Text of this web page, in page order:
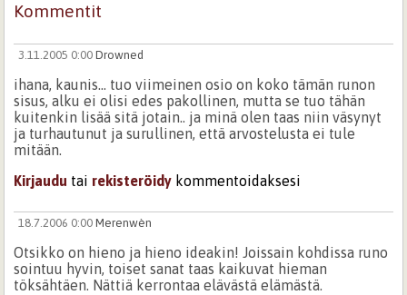
Kommentit
3.11.2005 0:00 Drowned
ihana, kaunis... tuo viimeinen osio on koko tämän runon
sisus, alku ei olisi edes pakollinen, mutta se tuo tähän
kuitenkin lisää sitä jotain.. ja minä olen taas niin väsynyt
ja turhautunut ja surullinen, että arvostelusta ei tule
mitään.
Kirjaudu tai rekisteröidy kommentoidaksesi
18.7.2006 0:00 Merenwèn
Otsikko on hieno ja hieno ideakin! Joissain kohdissa runo
sointuu hyvin, toiset sanat taas kaikuvat hieman
töksähtäen. Nättiä kerrontaa elävästä elämästä.